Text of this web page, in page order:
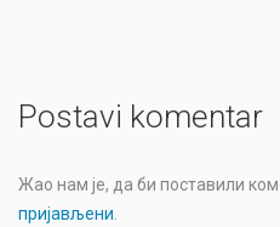
Postavi komentar
Жао нам је, да би поставили
пријављени